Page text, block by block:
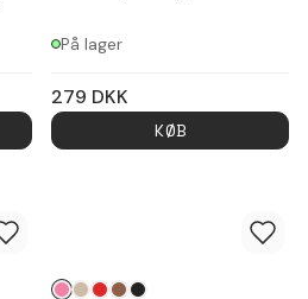
På lager
279 DKK
KØB